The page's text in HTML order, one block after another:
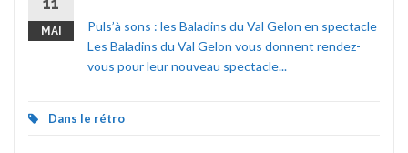
MAI
Puls’à sons : les Baladins du Val Gelon en spectacle
Les Baladins du Val Gelon vous donnent rendez-
vous pour leur nouveau spectacle...
Dans le rétro